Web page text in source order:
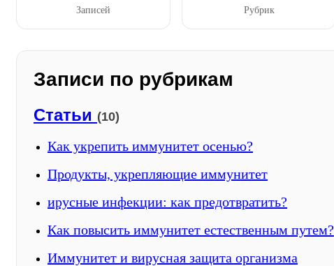
Записей Рубрик
Записи по рубрикам
Статьи (10)
Как укрепить иммунитет осенью?
Продукты, укрепляющие иммунитет
ирусные инфекции: как предотвратить?
Как повысить иммунитет естественным путем?
Иммунитет и вирусная защита организма